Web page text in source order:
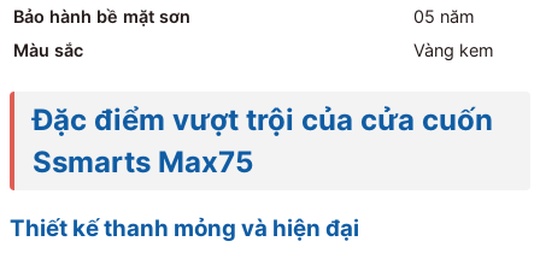
Bảo hành bề mặt sơn
05 năm
Màu sắc
Vàng kem
Đặc điểm vượt trội của cửa cuốn
Ssmarts Max75
Thiết kế thanh mỏng và hiện đại